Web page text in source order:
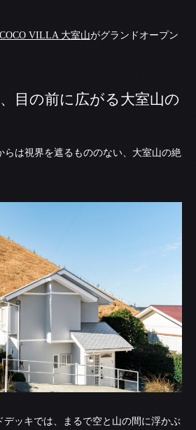
COCO VILLA 大室山がグランドオープン
目の前に広がる大室山の
は視界を遮るもののない、大室山の絶
デッキでは、まるで空と山の間に浮かぶ